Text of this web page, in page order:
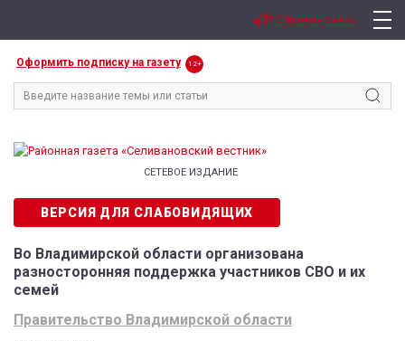
Оформить подписку на газету 12+
СЕТЕВОЕ ИЗДАНИЕ
ВЕРСИЯ ДЛЯ СЛАБОВИДЯЩИХ
Обратная связь
Во Владимирской области организована
разносторонняя поддержка участников СВО и их
семей
Правительство Владимирской области